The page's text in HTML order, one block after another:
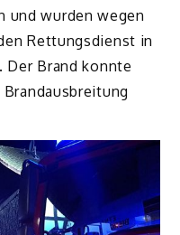
und wurden wegen
Rettungsdienst in
Der Brand konnte